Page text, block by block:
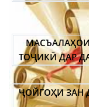
Что
ТОҶИКӢ ДАР
ҶОЙГОҲИ ЗАН